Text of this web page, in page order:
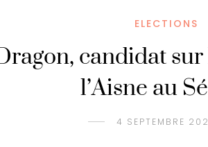
ELECTIONS
candidat
l’Aisne au
4 SEPTEMBRE